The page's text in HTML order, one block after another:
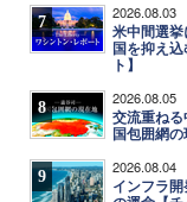
7 2026.08.03
米中間選
国を抑え
ト】
8 2026.08.05
交流重ね
国包囲網の
9 2026.08.04
インフラ